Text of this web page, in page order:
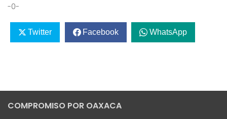
-0-
Twitter Facebook WhatsApp
COMPROMISO POR OAXACA